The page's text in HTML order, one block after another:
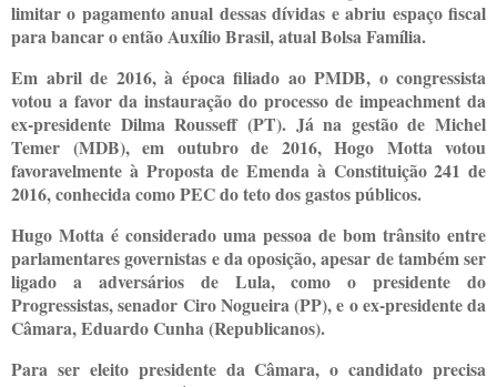
limitar o pagamento anual dessas dívidas e abriu espaço fiscal
para bancar o então Auxílio Brasil, atual Bolsa Família.
Em abril de 2016, à época filiado ao PMDB, o congressista
votou a favor da instauração do processo de impeachment da
ex-presidente Dilma Rousseff (PT). Já na gestão de Michel
Temer (MDB), em outubro de 2016, Hogo Motta votou
favoravelmente à Proposta de Emenda à Constituição 241 de
2016, conhecida como PEC do teto dos gastos públicos.
Hugo Motta é considerado uma pessoa de bom trânsito entre
parlamentares governistas e da oposição, apesar de também ser
ligado a adversários de Lula, como o presidente do
Progressistas, senador Ciro Nogueira (PP), e o ex-presidente da
Câmara, Eduardo Cunha (Republicanos).
Para ser eleito presidente da Câmara, o candidato precisa